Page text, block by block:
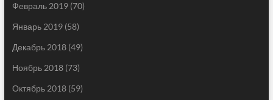
Февраль 2019(70)
Январь 2019(58)
Декабрь 2018(49)
Ноябрь 2018(73)
Октябрь 2018(59)